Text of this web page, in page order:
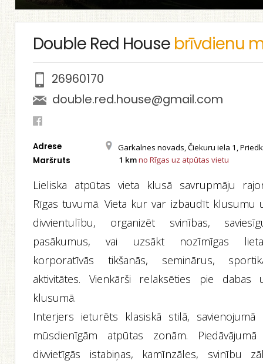
Double Red House brīvdienu
26960170
double.red.house@gmail.com
Adrese Garkalnes novads, Čiekuru iela 1,
Maršruts 1 kmno Rīgas uz atpūtas vietu
Lieliska atpūtas vieta klusā savrupmāju
Rīgas tuvumā. Vieta kur var izbaudīt klusumu
divvientulību, organizēt svinības,
pasākumus, vai uzsākt nozīmīgas
korporatīvās tikšanās, seminārus,
aktivitātes. Vienkārši relaksēties pie dabas
klusumā.
Interjers ieturēts klasiskā stilā, savienojumā
mūsdienīgām atpūtas zonām.
divvietīgās istabiņas, kamīnzāles, svinību